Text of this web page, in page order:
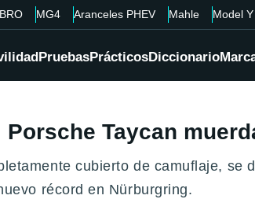
MG4 Aranceles PHEV Mahle Model Y
PruebasPrácticosDiccionario
Taycan
cubierto de camuflaje, se
récord en Nürburgring.